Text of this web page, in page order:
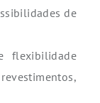
de
flexibilidade